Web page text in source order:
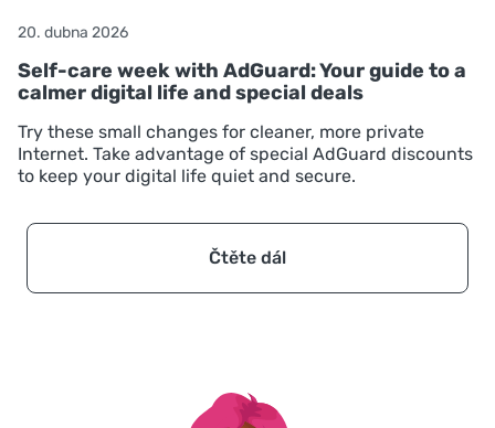
20. dubna 2026
Self-care week with AdGuard: Your guide to a
calmer digital life and special deals
Try these small changes for cleaner, more private
Internet. Take advantage of special AdGuard discounts
to keep your digital life quiet and secure.
Čtěte dál